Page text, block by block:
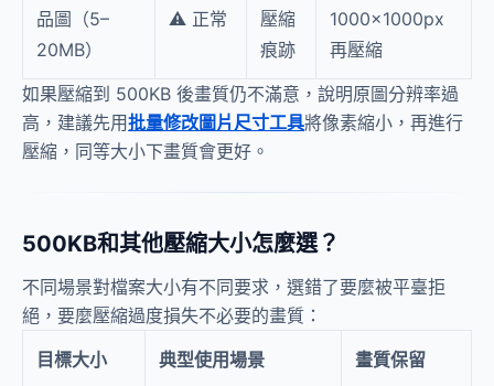
品圖（5–
20MB）
⚠️ 正常
壓縮
痕跡
1000×1000px
再壓縮
如果壓縮到 500KB 後畫質仍不滿意，說明原圖分辨率過
高，建議先用批量修改圖片尺寸工具將像素縮小，再進行
壓縮，同等大小下畫質會更好。
500KB和其他壓縮大小怎麼選？
不同場景對檔案大小有不同要求，選錯了要麼被平臺拒
絕，要麼壓縮過度損失不必要的畫質：
目標大小
典型使用場景 畫質保留